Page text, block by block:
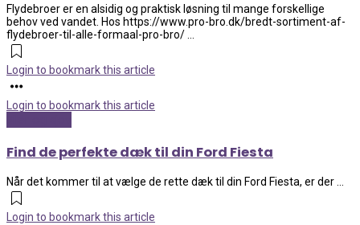
Flydebroer er en alsidig og praktisk løsning til mange forskellige
behov ved vandet. Hos https://www.pro-bro.dk/bredt-sortiment-af-
flydebroer-til-alle-formaal-pro-bro/ ...
Login to bookmark this article
Login to bookmark this article
Find de perfekte dæk til din Ford Fiesta
Når det kommer til at vælge de rette dæk til din Ford Fiesta, er der ...
Login to bookmark this article